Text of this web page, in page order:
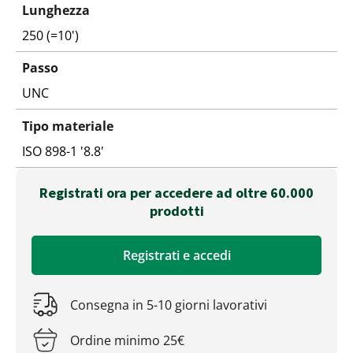
Lunghezza
250 (=10')
Passo
UNC
Tipo materiale
ISO 898-1 '8.8'
Registrati ora per accedere ad oltre 60.000
prodotti
Registrati e accedi
Consegna in 5-10 giorni lavorativi
Ordine minimo 25€